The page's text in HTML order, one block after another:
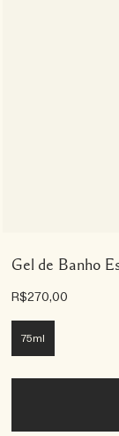
Gel de Banho
R$270,00
75ml